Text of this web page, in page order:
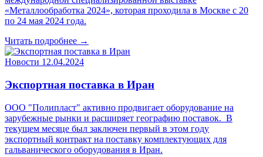
«Металлообработка 2024», которая проходила в Москве с 20
по 24 мая 2024 года.
Читать подробнее →
Новости 12.04.2024
Экспортная поставка в Иран
ООО "Полипласт" активно продвигает оборудование на
зарубежные рынки и расширяет географию поставок. В
текущем месяце был заключен первый в этом году
экспортный контракт на поставку комплектующих для
гальванического оборудования в Иран.